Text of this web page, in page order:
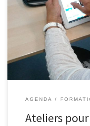
ses bases : recherche
électronique … 4
19/10 et 26/10, de 9h30
(Complet) Les réseaux
AGENDA
Ateliers